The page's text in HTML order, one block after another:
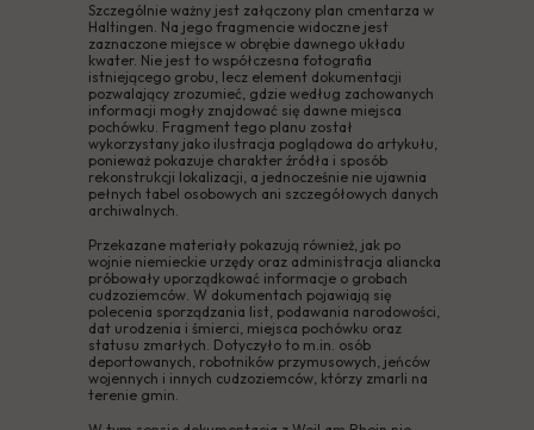
Szczególnie ważny jest załączony plan cmentarza w
Haltingen. Na jego fragmencie widoczne jest
zaznaczone miejsce w obrębie dawnego układu
kwater. Nie jest to współczesna fotografia
istniejącego grobu, lecz element dokumentacji
pozwalający zrozumieć, gdzie według zachowanych
informacji mogły znajdować się dawne miejsca
pochówku. Fragment tego planu został
wykorzystany jako ilustracja poglądowa do artykułu,
ponieważ pokazuje charakter źródła i sposób
rekonstrukcji lokalizacji, a jednocześnie nie ujawnia
pełnych tabel osobowych ani szczegółowych danych
archiwalnych.
Przekazane materiały pokazują również, jak po
wojnie niemieckie urzędy oraz administracja aliancka
próbowały uporządkować informacje o grobach
cudzoziemców. W dokumentach pojawiają się
polecenia sporządzania list, podawania narodowości,
dat urodzenia i śmierci, miejsca pochówku oraz
statusu zmarłych. Dotyczyło to m.in. osób
deportowanych, robotników przymusowych, jeńców
wojennych i innych cudzoziemców, którzy zmarli na
terenie gmin.